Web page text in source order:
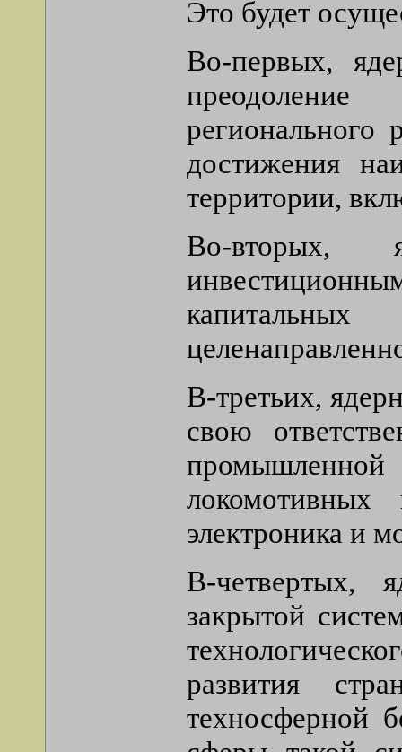
Это будет
Во-первых,
преодоление
регионального
достижения
территории,
Во-вторых,
В-третьих,
свою
локомотивных
электроника и
В-четвертых,
закрытой
развития
техносферной